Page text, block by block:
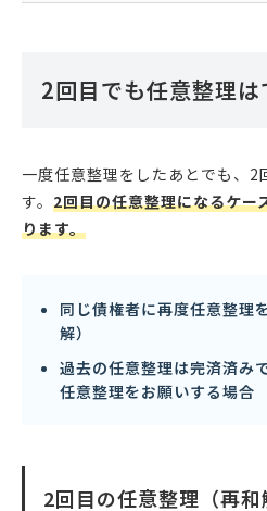
2回目でも任意整理は
一度任意整理をしたあとでも、2
す。 2回目の任意整理になるケー
ります。
同じ債権者に再度任意整理
解）
過去の任意整理は完済済み
任意整理をお願いする場合
2回目の任意整理（再